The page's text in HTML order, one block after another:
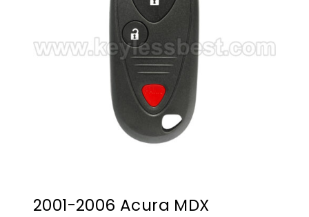
2001-2006 Acura MDX